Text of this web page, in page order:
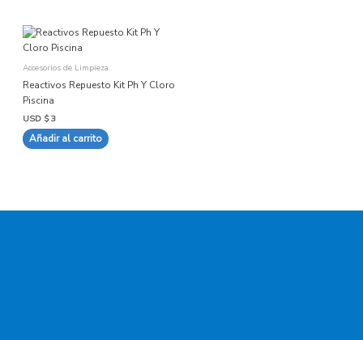
Accesorios de Limpieza
Reactivos Repuesto Kit Ph Y Cloro
Piscina
USD $3
Añadir al carrito